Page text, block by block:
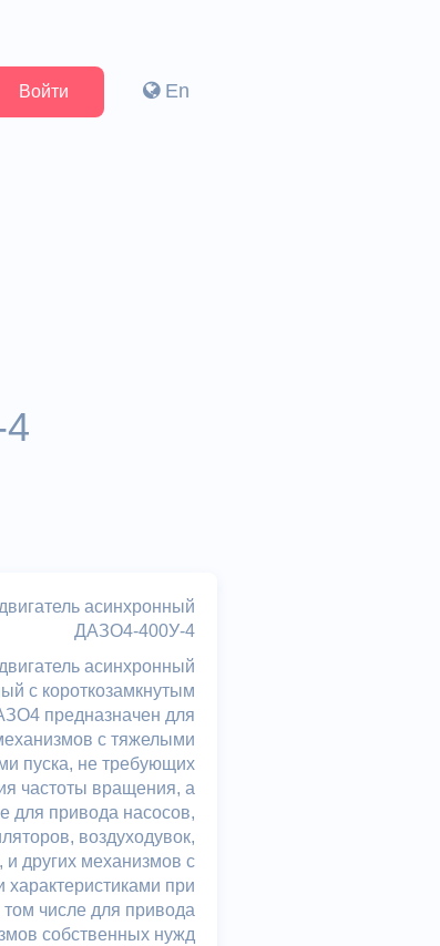
Войти En
асинхронный
ДАЗО4-400У-4
асинхронный
с короткозамкнутым
предназначен для
с тяжелыми
пуска, не требующих
частоты вращения, а
для привода насосов,
воздуходувок,
других механизмов с
при
том числе для привода
собственных нужд